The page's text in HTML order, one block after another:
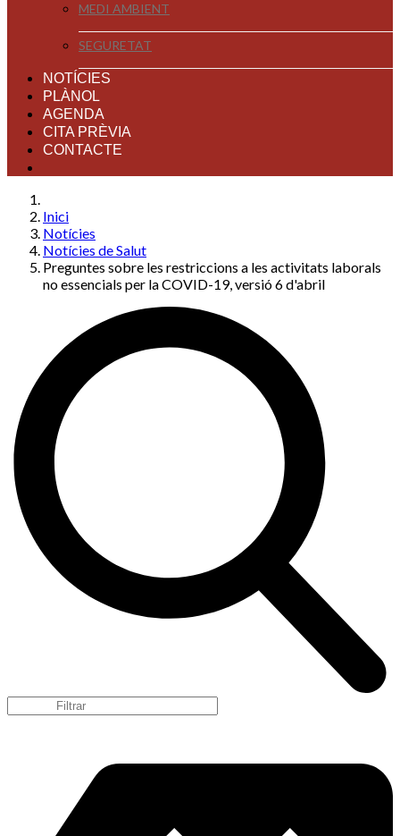
MEDI AMBIENT
SEGURETAT
NOTÍCIES
PLÀNOL
AGENDA
CITA PRÈVIA
CONTACTE
Inici
Notícies
Notícies de Salut
Preguntes sobre les restriccions a les activitats laborals
no essencials per la COVID-19, versió 6 d'abril